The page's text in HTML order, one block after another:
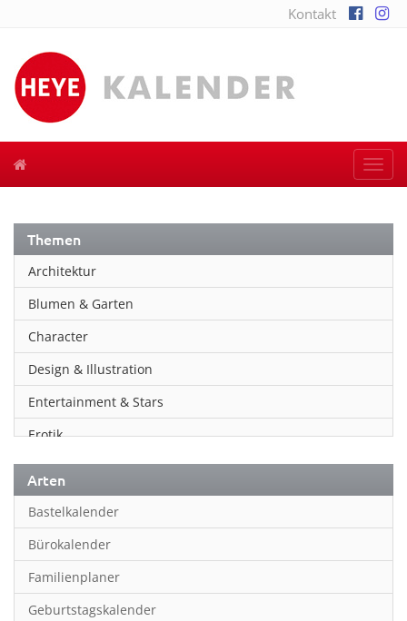
Kontakt
Themen
Architektur
Blumen & Garten
Character
Design & Illustration
Entertainment & Stars
Erotik
Essen & Trinken
Familienplaner
Fantasy
Film
Fotokunst
Arten
Bastelkalender
Bürokalender
Familienplaner
Geburtstagskalender